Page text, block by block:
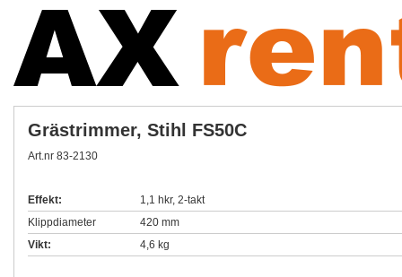
Grästrimmer, Stihl FS50C
Art.nr 83-2130
Effekt:
1,1 hkr, 2-takt
Klippdiameter
420 mm
Vikt:
4,6 kg